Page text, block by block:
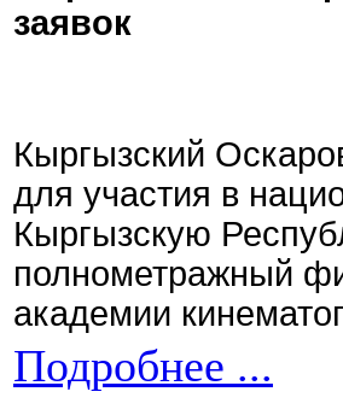
заявок
Кыргызский
для участия в
Кыргызскую
полнометражный
академии
Подробнее ...